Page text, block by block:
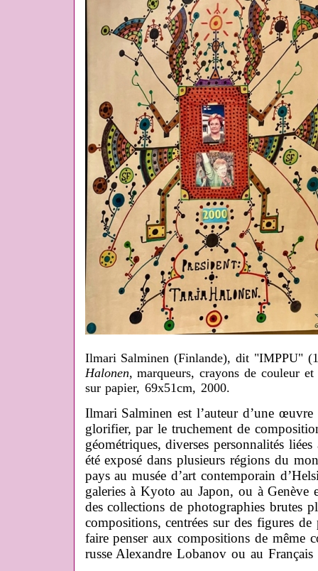
Ilmari Salminen (Finlande), dit "IMPPU"
Halonen, marqueurs, crayons de couleur
sur papier, 69x51cm, 2000.
Ilmari Salminen est l’auteur d’une œuvre
glorifier, par le truchement de
géométriques, diverses personnalités
été exposé dans plusieurs régions du
pays au musée d’art contemporain
galeries à Kyoto au Japon, ou à Genève
des collections de photographies brutes
compositions, centrées sur des figures de
faire penser aux compositions de même
russe Alexandre Lobanov ou au Français